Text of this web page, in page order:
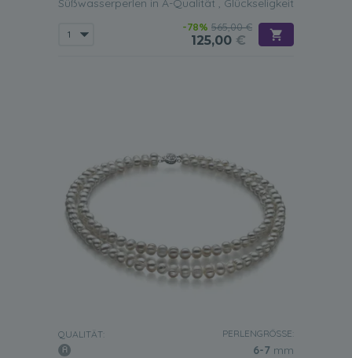
Süßwasserperlen in A-Qualität , Glückseligkeit
-78% 565,00 €
125,00 €
QUALITÄT: PERLENGRÖSSE:
6-7 mm